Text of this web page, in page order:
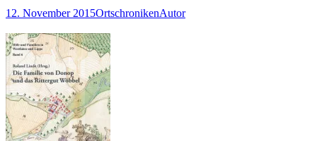
12. November 2015OrtschronikenAutor